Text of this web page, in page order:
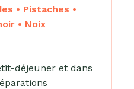
• Pistaches •
• Noix
déjeuner et dans